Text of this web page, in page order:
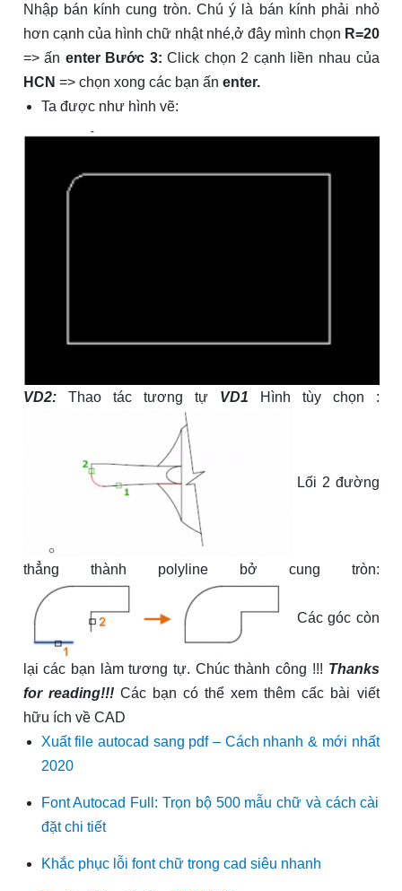
Nhập bán kính cung tròn. Chú ý là bán kính phải nhỏ
hơn cạnh của hình chữ nhật nhé,ở đây mình chọn R=20
=> ấn enter Bước 3: Click chọn 2 cạnh liền nhau của
HCN => chọn xong các bạn ấn enter.
Ta được như hình vẽ:
VD2:Thao tác tương tự VD1 Hình tùy chọn :
Lối 2 đường
thẳng thành polyline bở cung tròn:
Các góc còn
lại các bạn làm tương tự. Chúc thành công !!! Thanks
for reading!!!Các bạn có thể xem thêm cấc bài viết
hữu ích về CAD
Xuất file autocad sang pdf – Cách nhanh & mới nhất
2020
Font Autocad Full: Trọn bộ 500 mẫu chữ và cách cài
đặt chi tiết
Khắc phục lỗi font chữ trong cad siêu nhanh